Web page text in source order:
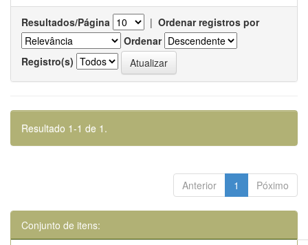
Resultados/Página | Ordenar registros por
Ordenar
Registro(s)
Resultado 1-1 de 1.
Anterior 1 Póximo
Conjunto de itens: